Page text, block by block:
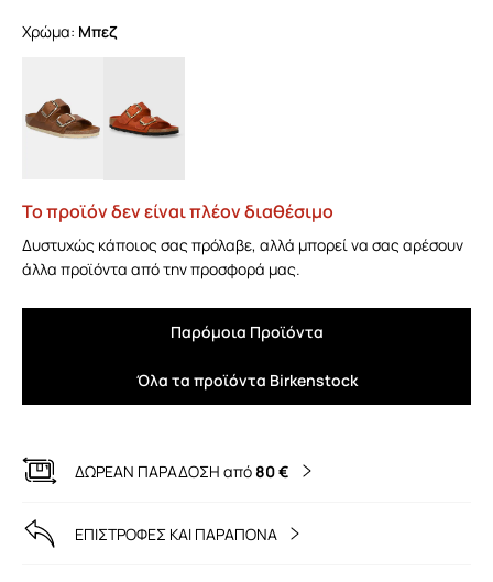
Χρώμα: μπεζ
Το προϊόν δεν είναι πλέον διαθέσιμο
Δυστυχώς κάποιος σας πρόλαβε, αλλά μπορεί να σας αρέσουν
άλλα προϊόντα από την προσφορά μας.
Παρόμοια Προϊόντα
Όλα τα προϊόντα Birkenstock
ΔΩΡΕΑΝ ΠΑΡΑΔΟΣΗ από80 €
ΕΠΙΣΤΡΟΦΕΣ ΚΑΙ ΠΑΡΑΠΟΝΑ